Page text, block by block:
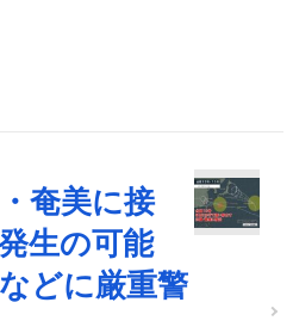
奄美に接
生の可能
どに厳重警